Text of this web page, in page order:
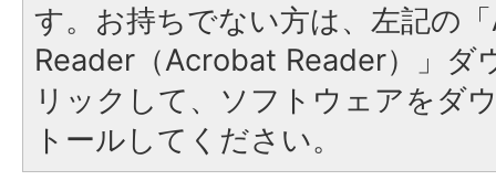
す。お持ちでない方は、左記の
Reader（Acrobat Reader）」ダ
リックして、ソフトウェアをダ
トールしてください。